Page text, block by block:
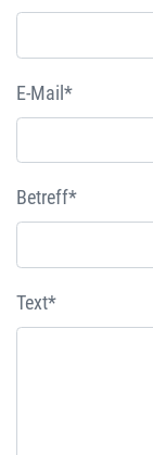
E-Mail*
Betreff*
Text*